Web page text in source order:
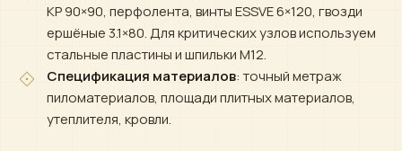
KP 90×90, перфолента, винты ESSVE 6×120, гвозди
ершёные 3.1×80. Для критических узлов используем
стальные пластины и шпильки М12.
Спецификация материалов: точный метраж
пиломатериалов, площади плитных материалов,
утеплителя, кровли.